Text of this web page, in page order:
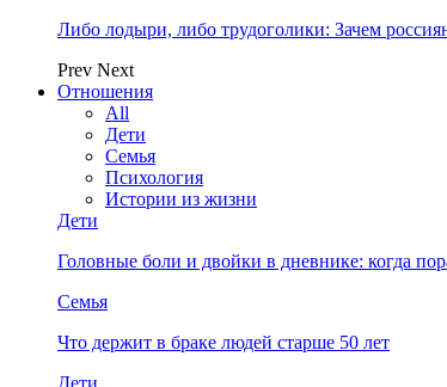
Либо лодыри, либо трудоголики: Зачем
Prev Next
Отношения
All
Дети
Семья
Психология
Истории из жизни
Дети
Головные боли и двойки в дневнике: когда
Семья
Что держит в браке людей старше 50 лет
Дети